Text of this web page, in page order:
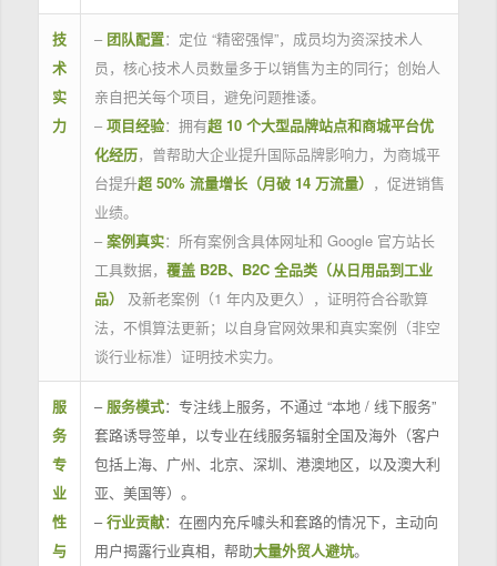
技
术
实
力
– 团队配置：定位 “精密强悍”，成员均为资深技术人
员，核心技术人员数量多于以销售为主的同行；创始人
亲自把关每个项目，避免问题推诿。
– 项目经验：拥有超 10 个大型品牌站点和商城平台优
化经历，曾帮助大企业提升国际品牌影响力，为商城平
台提升超 50% 流量增长（月破 14 万流量） ，促进销售
业绩。
– 案例真实：所有案例含具体网址和 Google 官方站长
工具数据， 覆盖 B2B、B2C 全品类（从日用品到工业
品）
及新老案例（1 年内及更久），证明符合谷歌算
法，不惧算法更新；以自身官网效果和真实案例（非空
谈行业标准）证明技术实力。
服
务
专
业
性
与
– 服务模式：专注线上服务，不通过 “本地 / 线下服务”
套路诱导签单，以专业在线服务辐射全国及海外（客户
包括上海、广州、北京、深圳、港澳地区，以及澳大利
亚、美国等）。
–行业贡献：在圈内充斥噱头和套路的情况下，主动向
用户揭露行业真相，帮助大量外贸人避坑。